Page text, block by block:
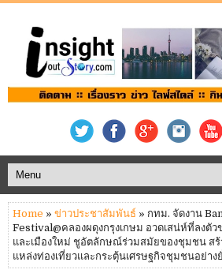
Home » ข่าวประชาสัมพันธ์ » กทม. จัดงาน
Festival@คลองผดุงกรุงเกษม อวดเสน่ห์ที่ลงตัว
และเมืองใหม่ ชูอัตลักษณ์ร่วมสมัยของชุมชน สร้
แหล่งท่องเที่ยวและกระตุ้นเศรษฐกิจชุมชนอย่าง